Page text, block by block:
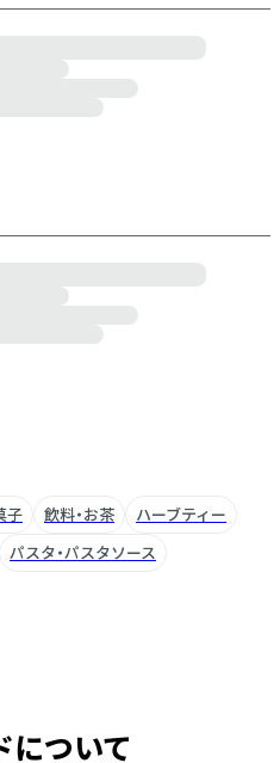
子 飲料・お茶
ハーブティー
パスタ・パスタソース
について